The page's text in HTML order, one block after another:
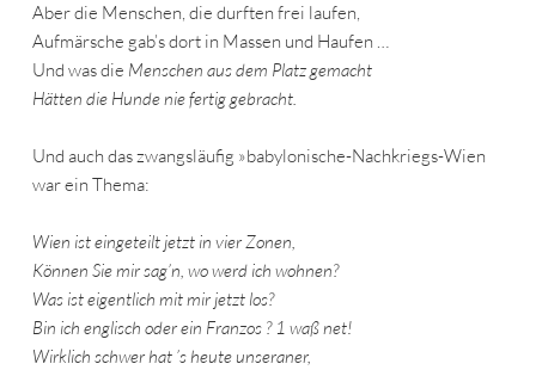
Aber die Menschen, die durften frei laufen,
Aufmärsche gab’s dort in Massen und Haufen …
Und was die Menschen aus dem Platz gemacht
Hätten die Hunde nie fertig gebracht.
Und auch das zwangsläufig »babylonische-Nachkriegs-Wien
war ein Thema:
Wien ist eingeteilt jetzt in vier Zonen,
Können Sie mir sag’n, wo werd ich wohnen?
Was ist eigentlich mit mir jetzt los?
Bin ich englisch oder ein Franzos ? 1 waß net!
Wirklich schwer hat ’s heute unseraner,